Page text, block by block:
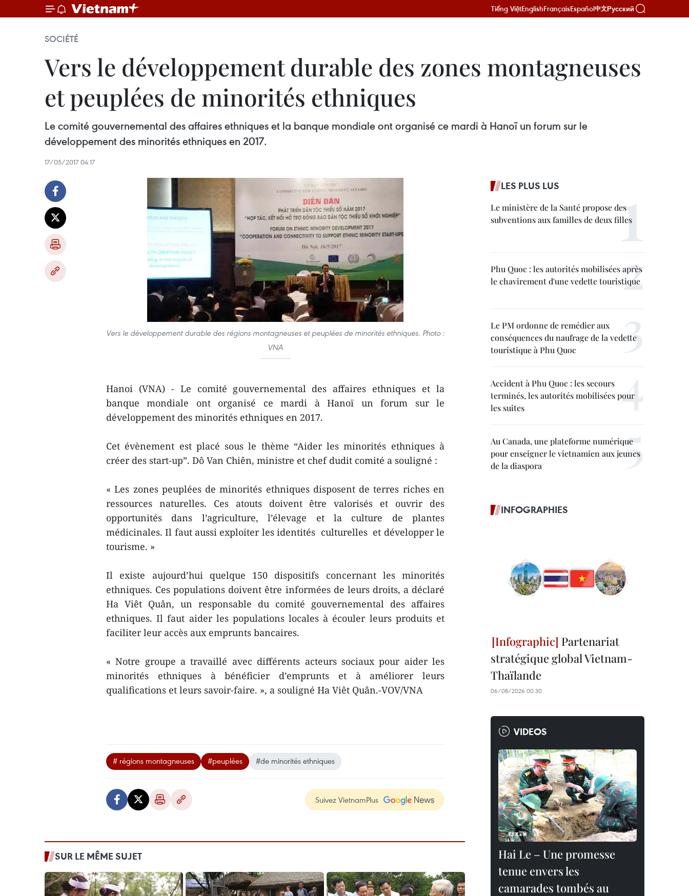
Tiếng ViệtEnglishFrançaisEspañol中文Русский
SOCIÉTÉ
Vers le développement durable des zones montagneuses
et peuplées de minorités ethniques
Le comité gouvernemental des affaires ethniques et la banque mondiale ont organisé ce mardi à Hanoï un forum sur le
développement des minorités ethniques en 2017.
17/05/2017 04:17
Vers le développement durable des régions montagneuses et peuplées de minorités ethniques. Photo :
VNA
Hanoi (VNA) - Le comité gouvernemental des affaires ethniques et la
banque mondiale ont organisé ce mardi à Hanoï un forum sur le
développement des minorités ethniques en 2017.
Cet évènement est placé sous le thème “Aider les minorités ethniques à
créer des start-up”. Dô Van Chiên, ministre et chef dudit comité a souligné :
« Les zones peuplées de minorités ethniques disposent de terres riches en
ressources naturelles. Ces atouts doivent être valorisés et ouvrir des
opportunités dans l’agriculture, l’élevage et la culture de plantes
médicinales. Il faut aussi exploiter les identités culturelles et développer le
tourisme. »
Il existe aujourd’hui quelque 150 dispositifs concernant les minorités
ethniques. Ces populations doivent être informées de leurs droits, a déclaré
Ha Viêt Quân, un responsable du comité gouvernemental des affaires
ethniques. Il faut aider les populations locales à écouler leurs produits et
faciliter leur accès aux emprunts bancaires.
« Notre groupe a travaillé avec différents acteurs sociaux pour aider les
minorités ethniques à bénéficier d’emprunts et à améliorer leurs
qualifications et leurs savoir-faire. », a souligné Ha Viêt Quân.-VOV/VNA
# régions montagneuses #peuplées #de minorités ethniques
Suivez VietnamPlus
SUR LE MÊME SUJET
LES PLUS LUS
Le ministère de la Santé propose des
subventions aux familles de deux filles
Phu Quoc : les autorités mobilisées après
le chavirement d'une vedette touristique
Le PM ordonne de remédier aux
conséquences du naufrage de la vedette
touristique à Phu Quoc
Accident à Phu Quoc : les secours
terminés, les autorités mobilisées pour
les suites
Au Canada, une plateforme numérique
pour enseigner le vietnamien aux jeunes
de la diaspora
INFOGRAPHIES
Partenariat
stratégique global Vietnam-
Thaïlande
06/08/2026 00:30
VIDEOS
Hai Le – Une promesse
tenue envers les
camarades tombés au